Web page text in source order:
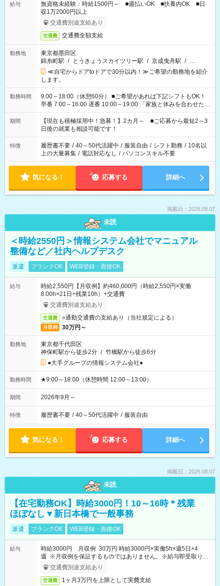
給与
無資格未経験：時給1500円～ ■週払いOK ■扶養内OK ■日
収1万2000円以上
交通費別途支給あり
交通費 交通費全額支給
勤務地
東京都墨田区
錦糸町駅 / とうきょうスカイツリー駅 / 京成曳舟駅 / …
≪自宅からドアtoドアで30分以内！≫ご希望の勤務地を紹介
します。
勤務時間
9:00～18:00（休憩60分） ■ご希望があれば下記シフトもOK！
早番 7:00～16:00 遅番 10:00～19:00 「家族と休みを合わせた
い」 「余裕を持って夕飯の準備がしたい」 「できれば残業はし
たくない」 など、ご希望を教えてくださいね。 ※Wワーク希望
の方へ 今ご覧のお仕事で希望する勤務時間と、もう1つのお仕事
の勤務時間。 合計で週40時間を超える場合は応募できません。
期間
【現在も積極採用中！急募！】2カ月～ ■ご応募から最短2～3
日後の就業も相談可能です！
特徴 履歴書不要 / 40～50代活躍中 / 服装自由 / シフト勤務 / 10名以
上の大量募集 / 電話対応なし / パソコンスキル不要
気になる！ 応募する 詳細へ
掲載日：2026.08.07
未読
＜時給2550円＞情報システム会社でマニュアル
整備など／社内ヘルプデスク
派遣 ブランクOK WEB登録・面接OK
給与
時給2,550円【月収例】約460,000円（時給2,550円×実働
8.00h×21日+残業10h）+交通費
交通費別途支給あり
交通費 ○通勤交通費の支給あり（当社規定による）
月収例 30万円～
勤務地
東京都千代田区
神保町駅から徒歩2分 / 竹橋駅から徒歩6分
●大手グループの情報システム会社●
勤務時間 ★9:00～18:00（休憩時間 12:00～13:00）
期間 2026年9月～
特徴 履歴書不要 / 40～50代活躍中 / 服装自由
気になる！ 応募する 詳細へ
掲載日：2026.08.07
未読
【在宅勤務OK】時給3000円！10～16時＊残業
ほぼなし▼新日本橋で一般事務
派遣 ブランクOK WEB登録・面接OK
給与
時給3000円 月収例 30万円 時給3000円×実働5h×週5日×4
週 ※月収例を保証するものではありません。※給与即受取りサ
ービス利用可（利用条件有）
交通費別途支給あり
交通費 1ヶ月3万円を上限として実費支給